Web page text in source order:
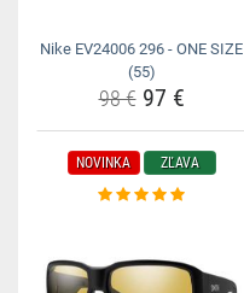
Nike EV24006 296 - ONE SIZE
(55)
98 €97 €
NOVINKA ZĽAVA